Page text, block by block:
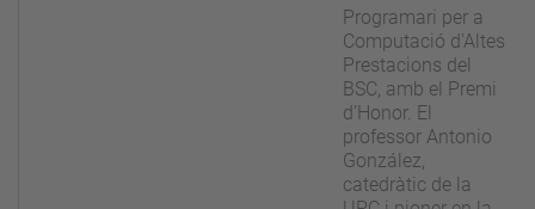
Programari per a
Computació d'Altes
Prestacions del
BSC, amb el Premi
d’Honor. El
professor Antonio
González,
catedràtic de la